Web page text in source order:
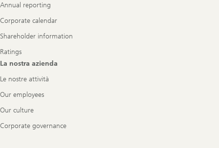
Annual reporting
Corporate calendar
Shareholder information
Ratings
La nostra azienda
Le nostre attività
Our employees
Our culture
Corporate governance